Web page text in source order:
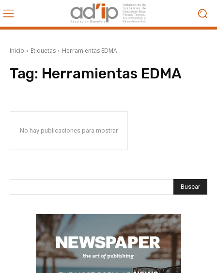
Inicio Etiquetas Herramientas EDMA
Tag: Herramientas EDMA
No hay publicaciones para mostrar
Buscar